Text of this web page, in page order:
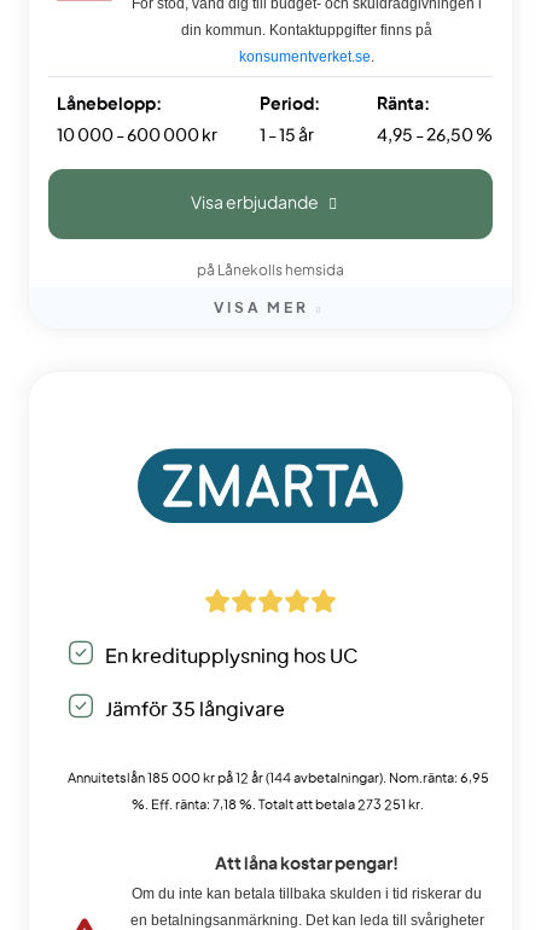
För stöd, vänd dig till budget- och skuldrådgivningen i
din kommun. Kontaktuppgifter finns på
konsumentverket.se.
Lånebelopp:
10 000 - 600 000 kr
Period:
1 - 15 år
Ränta:
4,95 - 26,50 %
Visa erbjudande
på Lånekolls hemsida
VISA MER
En kreditupplysning hos UC
Jämför 35 långivare
Annuitetslån 185 000 kr på 12 år (144 avbetalningar). Nom.ränta: 6,95
%. Eff. ränta: 7,18 %. Totalt att betala 273 251 kr.
Att låna kostar pengar!
Om du inte kan betala tillbaka skulden i tid riskerar du
en betalningsanmärkning. Det kan leda till svårigheter